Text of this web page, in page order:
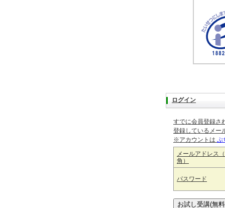
ログイン
すでに会員登録さ
登録しているメー
※アカウントは ぷ
メールアドレス
角）
パスワード